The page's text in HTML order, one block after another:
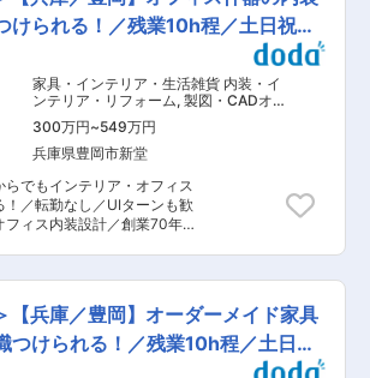
境です。
ております。宿泊を伴う出
隔地手当、別居手当(既婚者の
手当支給がございます。現
幅広く活躍しており、40代
き方： 同社で
限を定めておらず、休日出勤
現場終了後に2週間の休み
ハリのある働き方が可能で
130年以上の歳月をこの但馬
で営み続けております。地
お付き合いから官公庁から
に積極的に取り組んでおり、
へと引き継いでいく古民家蘇
くある種類です。 塗装の経験
経験がない場合でも、工法
導します。 その他制作補助
社後の流れ：
インです。少しずつ業務に慣
くはお一人で組み立て業務
です。未経験からでもご活
いる東京や大阪への２泊3
います。 ・残業は10h程で定
内装設計図を読み解く設計関
きます。 ・ご希望通りの製品
のがあります。 ■当社に
、大阪等の都心部の商業施
・オーダー家具、造作材等
す。 ◇また地元では店舗及
られる！／残業10h程／土日祝休
家具・インテリア・生活雑貨 内装・イ
ンテリア・リフォーム, 製図・CADオ
ペレーター（建設） 内装設計・インテ
リア
300万円~549万円
兵庫県豊岡市新堂
でもインテリア・オフィス
／転勤なし／UIターンも歓
ィス内装設計／創業70年の
的には＞ ◇ク
頼への対応 ・メール等で送ら
装のデザイン図や工事図面を
材料の洗い出し ・見積もり作
要な製品の製作図作成 ・自
【兵庫／豊岡】オーダーメイド家具
けられる！／残業10h程／土日祝